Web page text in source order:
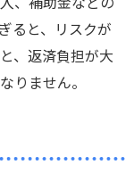
ると、リスクが
、返済負担が大
りません。